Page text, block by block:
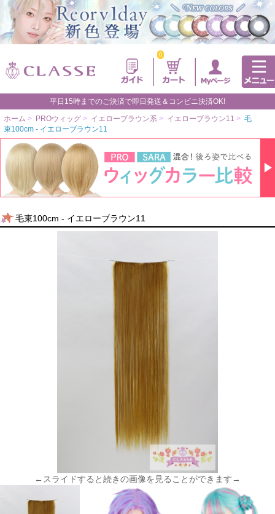
0
平日15時までのご決済で即日発送＆コンビニ決済OK!
ホーム > PROウィッグ > イエローブラウン系 > イエローブラウン11 > 毛
束100cm - イエローブラウン11
毛束100cm - イエローブラウン11
←スライドすると続きの画像を見ることができます→